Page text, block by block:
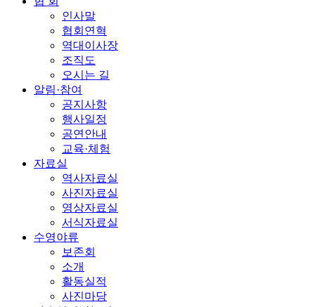
인사말
협회연혁
역대이사장
조직도
오시는 길
알림·참여
공지사항
행사일정
공연안내
교육·체험
자료실
역사자료실
사진자료실
영상자료실
서식자료실
수영야류
보존회
소개
활동실적
사진마당